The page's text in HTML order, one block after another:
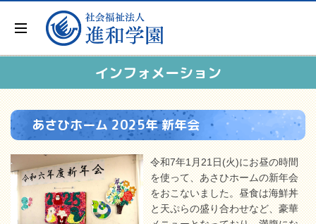
インフォメーション
あさひホーム 2025年 新年会
令和7年1月21日(火)にお昼の時間
を使って、あさひホームの新年会
をおこないました。昼食は海鮮丼
と天ぷらの盛り合わせなど、豪華